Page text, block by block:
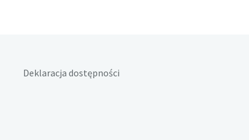
Deklaracja dostępności